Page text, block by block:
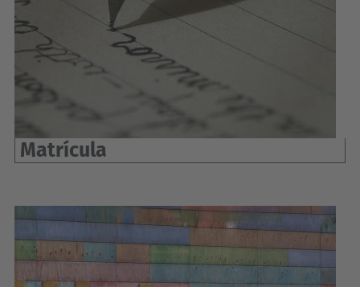
Matrícula